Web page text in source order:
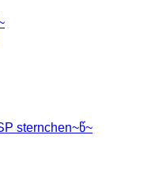
sternchen~წ~